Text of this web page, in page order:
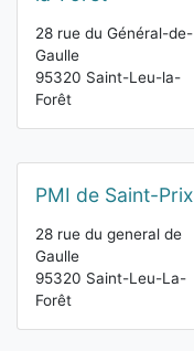
28 rue du Général-de-
Gaulle
95320 Saint-Leu-la-
Forêt
PMI de Saint-Prix
28 rue du general de
Gaulle
95320 Saint-Leu-La-
Forêt